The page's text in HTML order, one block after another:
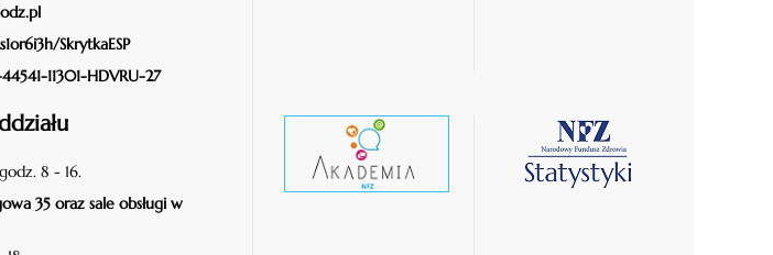
SkrytkaESP
11301-HDVRU-27
8 - 16.
35 oraz sale obsługi w
czytaj
czytaj